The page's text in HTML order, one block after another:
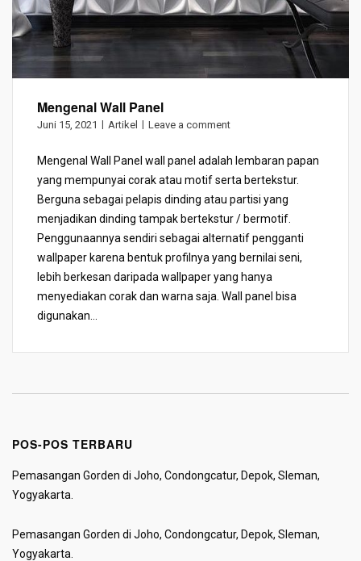
Mengenal Wall Panel
Juni 15, 2021 Artikel Leave a comment
Mengenal Wall Panel wall panel adalah lembaran papan
yang mempunyai corak atau motif serta bertekstur.
Berguna sebagai pelapis dinding atau partisi yang
menjadikan dinding tampak bertekstur / bermotif.
Penggunaannya sendiri sebagai alternatif pengganti
wallpaper karena bentuk profilnya yang bernilai seni,
lebih berkesan daripada wallpaper yang hanya
menyediakan corak dan warna saja. Wall panel bisa
digunakan...
POS-POS TERBARU
Pemasangan Gorden di Joho, Condongcatur, Depok, Sleman,
Yogyakarta.
Pemasangan Gorden di Joho, Condongcatur, Depok, Sleman,
Yogyakarta.